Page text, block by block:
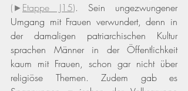
(► Etappe J15). Sein ungezwungener
Umgang mit Frauen verwundert, denn in
der damaligen patriarchischen Kultur
sprachen Männer in der Öffentlichkeit
kaum mit Frauen, schon gar nicht über
religiöse Themen. Zudem gab es